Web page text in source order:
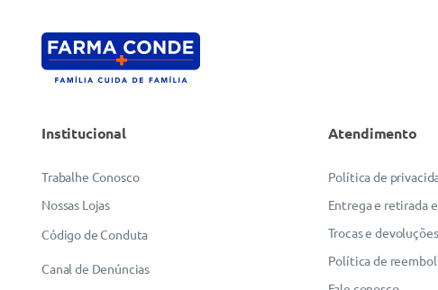
Institucional
Trabalhe Conosco
Nossas Lojas
Código de Conduta
Canal de Denúncias
Atendimento
Política de
Entrega e retirada
Trocas e devoluções
Política de